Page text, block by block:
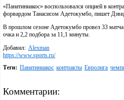
«Панатиниакос» воспользовался опцией в
форвардом Танасисом Адетокумбо, пишет
В прошлом сезоне Адетокумбо провел 33
очка и 2,2 подбора за 11,1 минуты.
Добавил: Alexman
https://www.sports.ru/
Теги: Панатиниакос контракты Евролига
Комментарии: